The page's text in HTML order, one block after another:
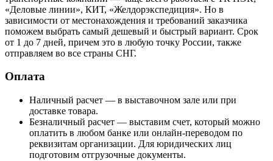
«Деловые линии», КИТ, «Желдорэкспедиция». Но в
зависимости от местонахождения и требований заказчика
поможем выбрать самый дешевый и быстрый вариант. Срок
от 1 до 7 дней, причем это в любую точку России, также
отправляем во все страны СНГ.
Оплата
Наличный расчет — в выставочном зале или при
доставке товара.
Безналичный расчет — выставим счет, который можно
оплатить в любом банке или онлайн-переводом по
реквизитам организации. Для юридических лиц
подготовим отгрузочные документы.